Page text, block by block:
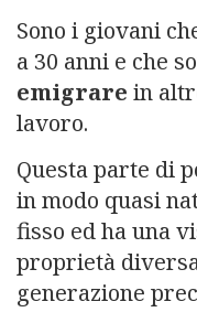
Sono i giovani
a 30 anni e che
emigrare in
lavoro.
Questa parte di
in modo quasi
fisso ed ha una
proprietà
generazione